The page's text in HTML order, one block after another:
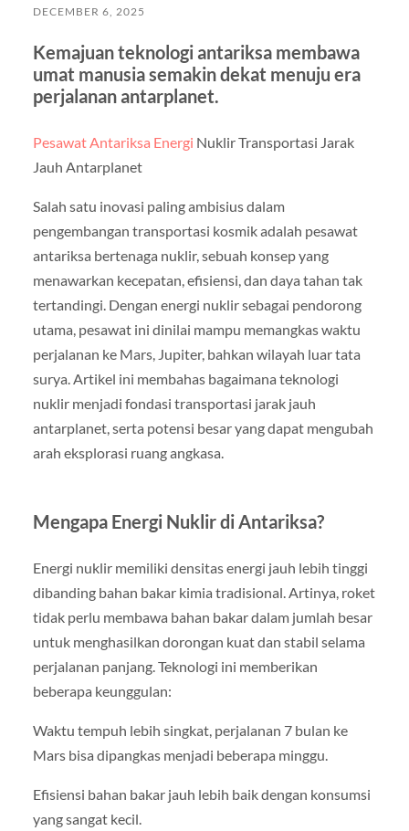
DECEMBER 6, 2025
Kemajuan teknologi antariksa membawa
umat manusia semakin dekat menuju era
perjalanan antarplanet.
Pesawat Antariksa Energi Nuklir Transportasi Jarak
Jauh Antarplanet
Salah satu inovasi paling ambisius dalam
pengembangan transportasi kosmik adalah pesawat
antariksa bertenaga nuklir, sebuah konsep yang
menawarkan kecepatan, efisiensi, dan daya tahan tak
tertandingi. Dengan energi nuklir sebagai pendorong
utama, pesawat ini dinilai mampu memangkas waktu
perjalanan ke Mars, Jupiter, bahkan wilayah luar tata
surya. Artikel ini membahas bagaimana teknologi
nuklir menjadi fondasi transportasi jarak jauh
antarplanet, serta potensi besar yang dapat mengubah
arah eksplorasi ruang angkasa.
Mengapa Energi Nuklir di Antariksa?
Energi nuklir memiliki densitas energi jauh lebih tinggi
dibanding bahan bakar kimia tradisional. Artinya, roket
tidak perlu membawa bahan bakar dalam jumlah besar
untuk menghasilkan dorongan kuat dan stabil selama
perjalanan panjang. Teknologi ini memberikan
beberapa keunggulan:
Waktu tempuh lebih singkat, perjalanan 7 bulan ke
Mars bisa dipangkas menjadi beberapa minggu.
Efisiensi bahan bakar jauh lebih baik dengan konsumsi
yang sangat kecil.